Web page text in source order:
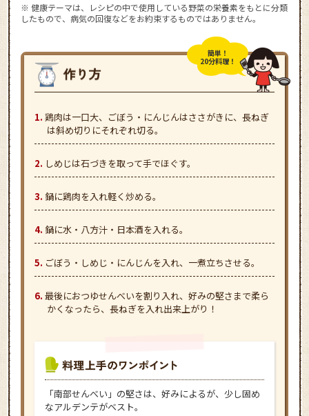
※ 健康テーマは、レシピの中で使用している野菜の栄養素をもとに分類
したもので、病気の回復などをお約束するものではありません。
簡単！
20分料理！
鶏肉は一口大、ごぼう・にんじんはささがきに、長ねぎ
は斜め切りにそれぞれ切る。
しめじは石づきを取って手でほぐす。
鍋に鶏肉を入れ軽く炒める。
鍋に水・八方汁・日本酒を入れる。
ごぼう・しめじ・にんじんを入れ、一煮立ちさせる。
最後におつゆせんべいを割り入れ、好みの堅さまで柔ら
かくなったら、長ねぎを入れ出来上がり！
「南部せんべい」の堅さは、好みによるが、少し固め
なアルデンテがベスト。